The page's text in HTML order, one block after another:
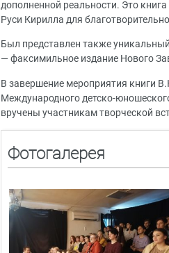
дополненной реальности. Это
Руси Кирилла для
Был представлен также
— факсимильное издание Нового
В завершение мероприятия книги
Международного детско-
вручены участникам творческой
Фотогалерея